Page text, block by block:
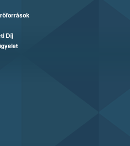
Díj